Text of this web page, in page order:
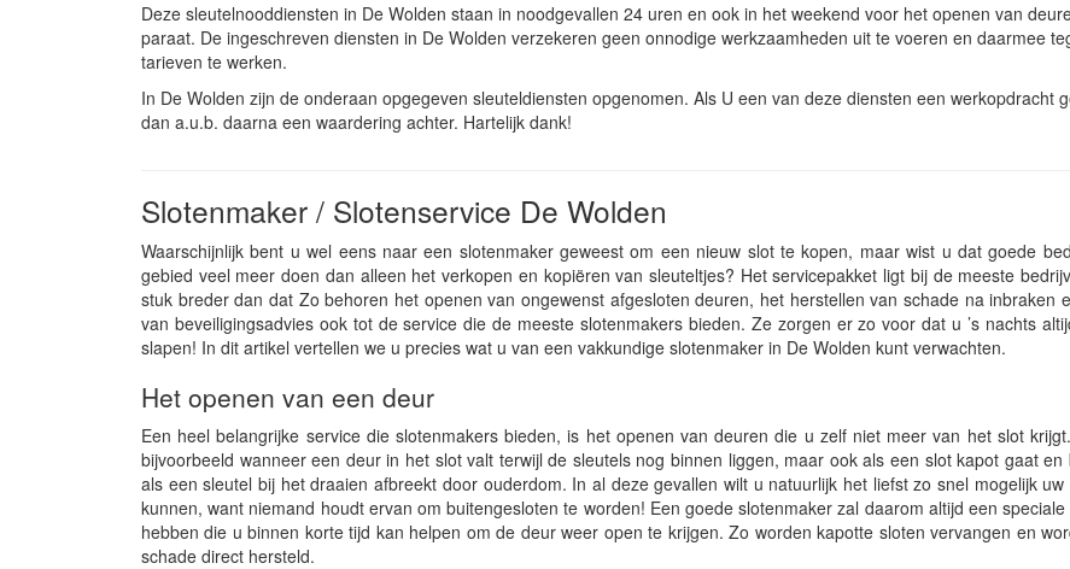
Deze sleutelnooddiensten in De Wolden staan in noodgevallen 24 uren en ook in het weekend voor het openen van
paraat. De ingeschreven diensten in De Wolden verzekeren geen onnodige werkzaamheden uit te voeren en daarmee
tarieven te werken.
In De Wolden zijn de onderaan opgegeven sleuteldiensten opgenomen. Als U een van deze diensten een werkopdracht
dan a.u.b. daarna een waardering achter. Hartelijk dank!
Slotenmaker / Slotenservice De Wolden
Waarschijnlijk bent u wel eens naar een slotenmaker geweest om een nieuw slot te kopen, maar wist u dat goede
gebied veel meer doen dan alleen het verkopen en kopiëren van sleuteltjes? Het servicepakket ligt bij de meeste
stuk breder dan dat Zo behoren het openen van ongewenst afgesloten deuren, het herstellen van schade na inbraken
van beveiligingsadvies ook tot de service die de meeste slotenmakers bieden. Ze zorgen er zo voor dat u ’s nachts
slapen! In dit artikel vertellen we u precies wat u van een vakkundige slotenmaker in De Wolden kunt verwachten.
Het openen van een deur
Een heel belangrijke service die slotenmakers bieden, is het openen van deuren die u zelf niet meer van het slot
bijvoorbeeld wanneer een deur in het slot valt terwijl de sleutels nog binnen liggen, maar ook als een slot kapot gaat en
als een sleutel bij het draaien afbreekt door ouderdom. In al deze gevallen wilt u natuurlijk het liefst zo snel mogelijk
kunnen, want niemand houdt ervan om buitengesloten te worden! Een goede slotenmaker zal daarom altijd een
hebben die u binnen korte tijd kan helpen om de deur weer open te krijgen. Zo worden kapotte sloten vervangen en
schade direct hersteld.